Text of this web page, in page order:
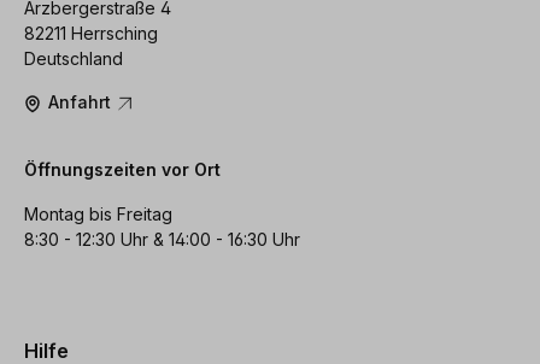
Arzbergerstraße 4
82211 Herrsching
Deutschland
Anfahrt
Öffnungszeiten vor Ort
Montag bis Freitag
8:30 - 12:30 Uhr & 14:00 - 16:30 Uhr
Hilfe